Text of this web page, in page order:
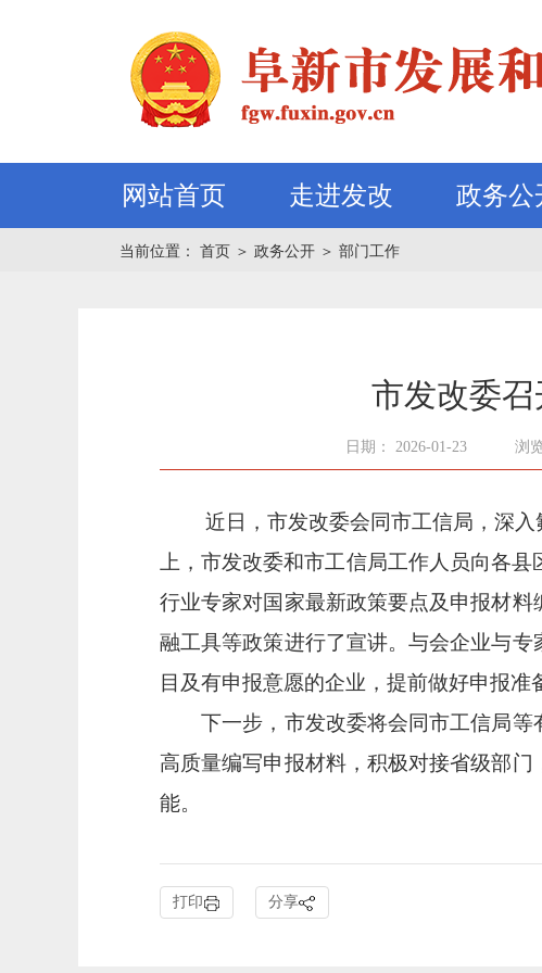
网站首页 走进发改 政务公
当前位置： 首页 ＞ 政务公开 ＞ 部门工作
市发改委
日期： 2026-01-23 浏
近日，市发改委会同市工信局，深
上，市发改委和市工信局工作人员向各
行业专家对国家最新政策要点及申报材
融工具等政策进行了宣讲。与会企业与
目及有申报意愿的企业，提前做好申报准
下一步，市发改委将会同市工信局等
高质量编写申报材料，积极对接省级部
能。
打印 分享